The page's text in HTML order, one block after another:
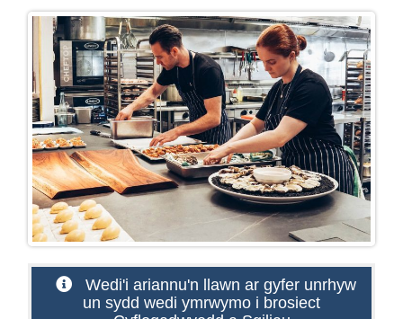
Wedi'i ariannu'n llawn ar gyfer unrhyw
un sydd wedi ymrwymo i brosiect